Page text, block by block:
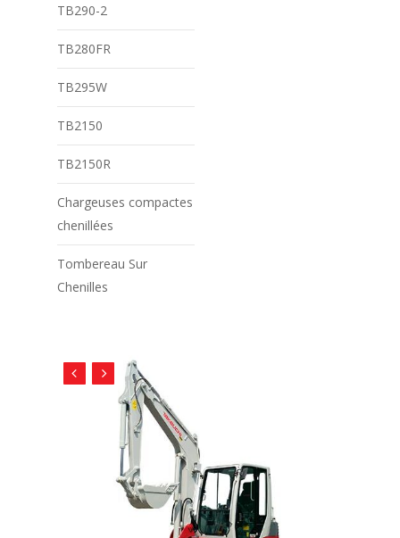
TB290-2
TB280FR
TB295W
TB2150
TB2150R
Chargeuses compactes
chenillées
Tombereau Sur
Chenilles